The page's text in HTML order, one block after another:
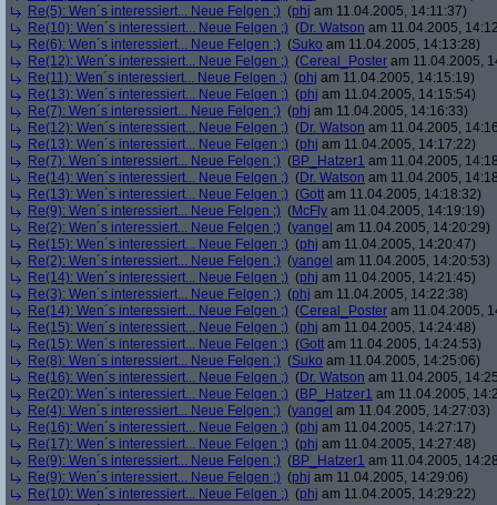
Re(5): Wen´s interessiert... Neue Felgen ;) (phj am 11.04.2005, 14:11:37)
Re(10): Wen´s interessiert... Neue Felgen ;) (Dr. Watson am 11.04.2005,
Re(6): Wen´s interessiert... Neue Felgen ;) (Suko am 11.04.2005, 14:13:28)
Re(12): Wen´s interessiert... Neue Felgen ;) (Cereal_Poster am 11.04.2005,
Re(11): Wen´s interessiert... Neue Felgen ;) (phj am 11.04.2005, 14:15:19)
Re(13): Wen´s interessiert... Neue Felgen ;) (phj am 11.04.2005, 14:15:54)
Re(7): Wen´s interessiert... Neue Felgen ;) (phj am 11.04.2005, 14:16:33)
Re(12): Wen´s interessiert... Neue Felgen ;) (Dr. Watson am 11.04.2005,
Re(13): Wen´s interessiert... Neue Felgen ;) (phj am 11.04.2005, 14:17:22)
Re(7): Wen´s interessiert... Neue Felgen ;) (BP_Hatzer1 am 11.04.2005,
Re(14): Wen´s interessiert... Neue Felgen ;) (Dr. Watson am 11.04.2005,
Re(13): Wen´s interessiert... Neue Felgen ;) (Gott am 11.04.2005, 14:18:32)
Re(9): Wen´s interessiert... Neue Felgen ;) (McFly am 11.04.2005, 14:19:19)
Re(2): Wen´s interessiert... Neue Felgen ;) (yangel am 11.04.2005, 14:20:29)
Re(15): Wen´s interessiert... Neue Felgen ;) (phj am 11.04.2005, 14:20:47)
Re(2): Wen´s interessiert... Neue Felgen ;) (yangel am 11.04.2005, 14:20:53)
Re(14): Wen´s interessiert... Neue Felgen ;) (phj am 11.04.2005, 14:21:45)
Re(3): Wen´s interessiert... Neue Felgen ;) (phj am 11.04.2005, 14:22:38)
Re(14): Wen´s interessiert... Neue Felgen ;) (Cereal_Poster am 11.04.2005,
Re(15): Wen´s interessiert... Neue Felgen ;) (phj am 11.04.2005, 14:24:48)
Re(15): Wen´s interessiert... Neue Felgen ;) (Gott am 11.04.2005, 14:24:53)
Re(8): Wen´s interessiert... Neue Felgen ;) (Suko am 11.04.2005, 14:25:06)
Re(16): Wen´s interessiert... Neue Felgen ;) (Dr. Watson am 11.04.2005,
Re(20): Wen´s interessiert... Neue Felgen ;) (BP_Hatzer1 am 11.04.2005,
Re(4): Wen´s interessiert... Neue Felgen ;) (yangel am 11.04.2005, 14:27:03)
Re(16): Wen´s interessiert... Neue Felgen ;) (phj am 11.04.2005, 14:27:17)
Re(17): Wen´s interessiert... Neue Felgen ;) (phj am 11.04.2005, 14:27:48)
Re(9): Wen´s interessiert... Neue Felgen ;) (BP_Hatzer1 am 11.04.2005,
Re(9): Wen´s interessiert... Neue Felgen ;) (phj am 11.04.2005, 14:29:06)
Re(10): Wen´s interessiert... Neue Felgen ;) (phj am 11.04.2005, 14:29:22)